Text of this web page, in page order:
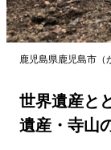
鹿児島県鹿児島市（
世界遺産と
遺産・寺山